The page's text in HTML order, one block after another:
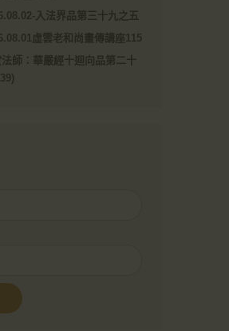
入法界品第三十九之五
虛雲老和尚畫傳講座115
法師：華嚴經十迴向品第二十